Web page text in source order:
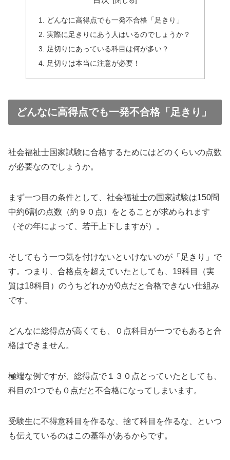
どんなに高得点でも一発不合格「足きり」
実際に足きりにあう人はいるのでしょうか？
足切りにあっている科目は何が多い？
足切りは本当に注意が必要！
どんなに高得点でも一発不合格「足きり」
社会福祉士国家試験に合格するためにはどのくらいの点数
が必要なのでしょうか。
まず一つ目の条件として、社会福祉士の国家試験は150問
中約6割の点数（約９０点）をとることが求められます
（その年によって、若干上下しますが）。
そしてもう一つ気を付けないといけないのが「足きり」で
す。つまり、合格点を超えていたとしても、19科目（実
質は18科目）のうちどれかが0点だと合格できない仕組み
です。
どんなに総得点が高くても、０点科目が一つでもあると合
格はできません。
極端な例ですが、総得点で１３０点とっていたとしても、
科目の1つでも０点だと不合格になってしまいます。
受験生に不得意科目を作るな、捨て科目を作るな、といつ
も伝えているのはこの基準があるからです。